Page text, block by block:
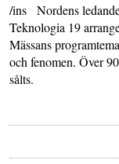
/ins Nordens
Teknologia 19
Mässans
och fenomen. Över
sålts.